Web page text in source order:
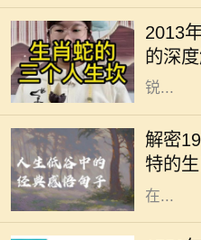
2013
的深
个出生
格息息
年，属
锐...
解密
特的
在中国
命理分
日出生
不仅影
在...
1750年
志着人